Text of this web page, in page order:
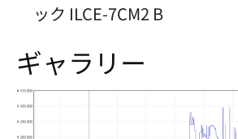
ック ILCE-7CM2 B
ギャラリー